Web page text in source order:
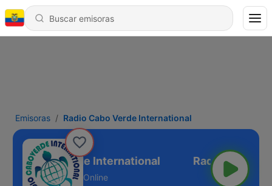
Emisoras Radio Cabo Verde International
Cabo Verde International
Online